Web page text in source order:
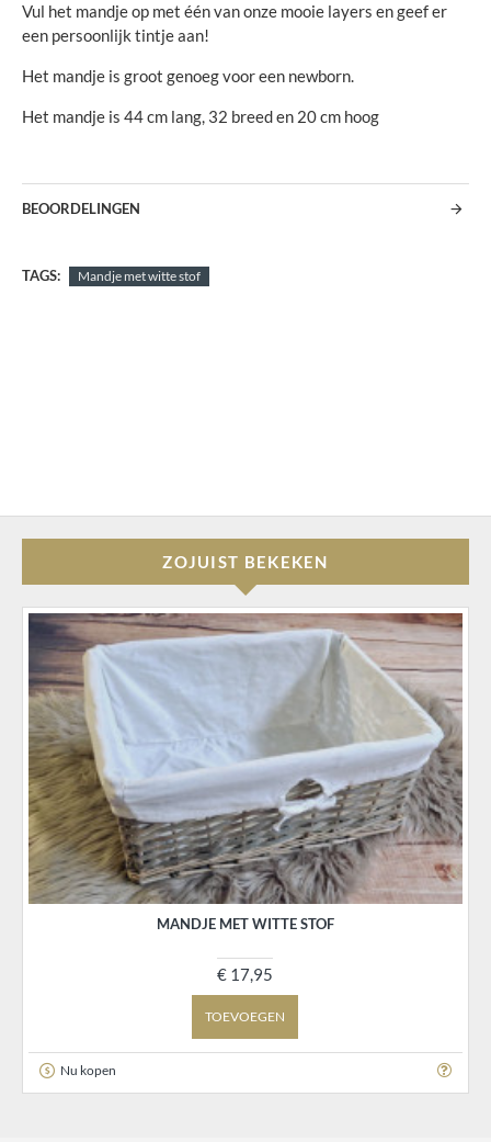
Vul het mandje op met één van onze mooie layers en geef er
een persoonlijk tintje aan!
Het mandje is groot genoeg voor een newborn.
Het mandje is 44 cm lang, 32 breed en 20 cm hoog
BEOORDELINGEN
TAGS: Mandje met witte stof
ZOJUIST BEKEKEN
MANDJE MET WITTE STOF
€ 17,95
TOEVOEGEN
Nu kopen